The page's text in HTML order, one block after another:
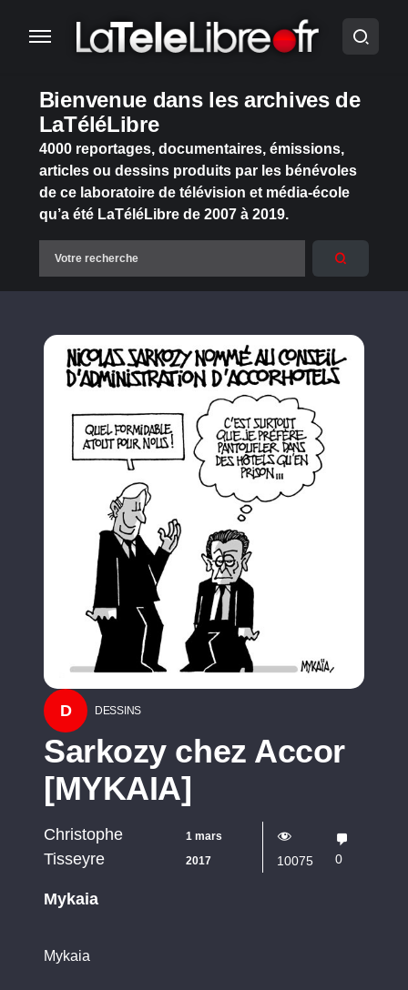
Bienvenue dans les archives de
LaTéléLibre
4000 reportages, documentaires, émissions,
articles ou dessins produits par les bénévoles
de ce laboratoire de télévision et média-école
qu’a été LaTéléLibre de 2007 à 2019.
D DESSINS
Sarkozy chez Accor
[MYKAIA]
Christophe
Tisseyre
1 mars
2017
10075 0
Mykaia
Mykaia